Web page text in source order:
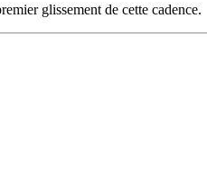
glissement de cette cadence.